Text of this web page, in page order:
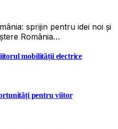
sprijin pentru idei noi și
România…
mobilității electrice
pentru viitor